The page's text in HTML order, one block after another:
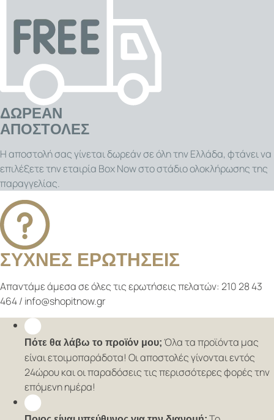
ΔΩΡΕΑΝ
ΑΠΟΣΤΟΛΕΣ
Η αποστολή σας γίνεται δωρεάν σε όλη την Ελλάδα, φτάνει να
επιλέξετε την εταιρία Box Now στο στάδιο ολοκλήρωσης της
παραγγελίας.
ΣΥΧΝΕΣ ΕΡΩΤΗΣΕΙΣ
Απαντάμε άμεσα σε όλες τις ερωτήσεις πελατών: 210 28 43
464 / info@shopitnow.gr
Πότε θα λάβω το προϊόν μου; Όλα τα προϊόντα μας
είναι ετοιμοπαράδοτα! Οι αποστολές γίνονται εντός
24ώρου και οι παραδόσεις τις περισσότερες φορές την
επόμενη ημέρα!